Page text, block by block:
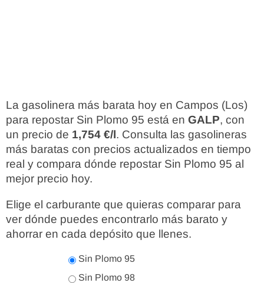
La gasolinera más barata hoy en Campos (Los)
para repostar Sin Plomo 95 está en GALP, con
un precio de 1,754 €/l. Consulta las gasolineras
más baratas con precios actualizados en tiempo
real y compara dónde repostar Sin Plomo 95 al
mejor precio hoy.
Elige el carburante que quieras comparar para
ver dónde puedes encontrarlo más barato y
ahorrar en cada depósito que llenes.
Sin Plomo 95
Sin Plomo 98